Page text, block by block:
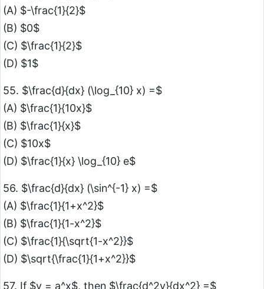
(A) $-\frac{1}{2}$
(B) $0$
(C) $\frac{1}{2}$
(D) $1$
55. $\frac{d}{dx} (\log_{10} x) =$
(A) $\frac{1}{10x}$
(B) $\frac{1}{x}$
(C) $10x$
(D) $\frac{1}{x} \log_{10} e$
56. $\frac{d}{dx} (\sin^{-1} x) =$
(A) $\frac{1}{1+x^2}$
(B) $\frac{1}{1-x^2}$
(C) $\frac{1}{\sqrt{1-x^2}}$
(D) $\sqrt{\frac{1}{1+x^2}}$
57. If $y = a^x$, then $\frac{d^2y}{dx^2} =$